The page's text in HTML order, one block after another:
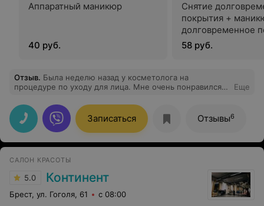
Аппаратный маникюр
40 руб.
Снятие
покрытия +
долговременное
58 руб.
Отзыв. Была неделю назад у косметолога на
процедуре по уходу для лица. Мне очень понравился
общении. Спасибо за качественную услугу и
доброжелательность)
Еще
Записаться Отзывы6
САЛОН КРАСОТЫ
5.0 Континент
Брест, ул. Гоголя, 61 с 08:00